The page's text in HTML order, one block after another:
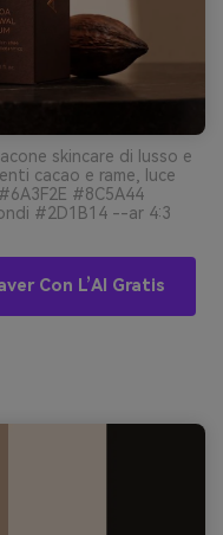
skincare di lusso e
cacao e rame, luce
#8C5A44
#2D1B14 --ar 4:3
Con L’AI Gratis